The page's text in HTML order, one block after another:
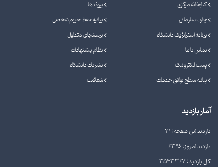
کتابخانه مرکزی
پیوندها
چارت سازمانی
بیانیه حفظ حریم شخصی
برنامه استراتژیک دانشگاه
پرسشهای متداول
تماس با ما
نظام پیشنهادات
پست الکترونیک
نشریات دانشگاه
بیانیه سطح توافق خدمات
شفافیت
آمار بازدید
بازدید این صفحه: 71
بازدید امروز: 6396
کل بازدید: 3543367